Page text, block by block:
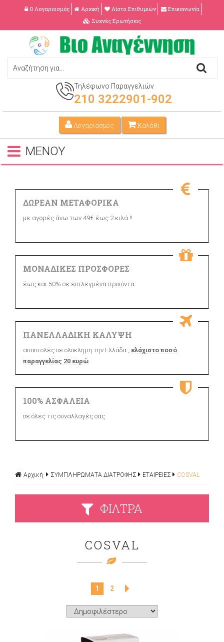
Ο Λογαριασμός Αρχική Λίστα Επιθυμιών
Επικοινωνία
Συχνές Ερωτήσεις
Τηλέφωνο Παραγγελιών
210 3222901-902
Λογαριασμός Καλάθι
ΜΕΝΟΥ
ΔΩΡΕΑΝ ΜΕΤΑΦΟΡΙΚΑ
με αγορές άνω των 49€ έως 2 κιλά !!
ΜΟΝΑΔΙΚΕΣ ΠΡΟΣΦΟΡΕΣ
έως και 50% σε επιλεγμένα προϊόντα
ΠΑΝΕΛΛΑΔΙΚΗ ΚΑΛΥΨΗ
αποστολές σε ολοκληρη την Ελλάδα , ελάχιστο ποσό
παραγγελίας 20 ευρώ
100% ΑΣΦΑΛΕΙΑ
σε όλες τις συναλλαγές σας
Αρχική ΣΥΜΠΛΗΡΩΜΑΤΑ ΔΙΑΤΡΟΦΗΣ ΕΤΑΙΡΕΙΕΣ COSVAL
ΦΙΛΤΡΑ
COSVAL
1 2